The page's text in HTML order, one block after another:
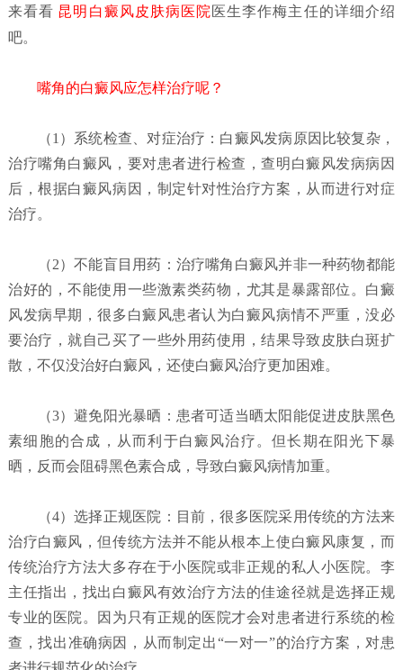
来看看 昆明白癜风皮肤病医院 医生李作梅主任的详细介绍
吧。
嘴角的白癜风应怎样治疗呢？
（1）系统检查、对症治疗： 白癜风发病原因比较复杂，
治疗嘴角白癜风，要对患者进行检查，查明白癜风发病病因
后，根据白癜风病因，制定针对性治疗方案，从而进行对症
治疗。
（2）不能盲目用药： 治疗嘴角白癜风并非一种药物都能
治好的，不能使用一些激素类药物，尤其是暴露部位。白癜
风发病早期，很多白癜风患者认为白癜风病情不严重，没必
要治疗，就自己买了一些外用药使用，结果导致皮肤白斑扩
散，不仅没治好白癜风，还使白癜风治疗更加困难。
（3）避免阳光暴晒： 患者可适当晒太阳能促进皮肤黑色
素细胞的合成，从而利于白癜风治疗。但长期在阳光下暴
晒，反而会阻碍黑色素合成，导致白癜风病情加重。
（4）选择正规医院： 目前，很多医院采用传统的方法来
治疗白癜风，但传统方法并不能从根本上使白癜风康复，而
传统治疗方法大多存在于小医院或非正规的私人小医院。李
主任指出，找出白癜风有效治疗方法的佳途径就是选择正规
专业的医院。因为只有正规的医院才会对患者进行系统的检
查，找出准确病因，从而制定出“一对一”的治疗方案，对患